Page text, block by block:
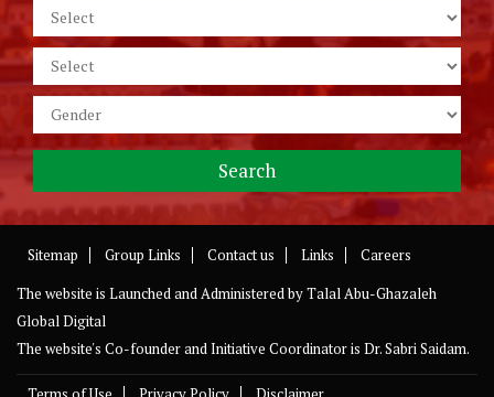
Sitemap Group Links Contact us Links
Careers
The website is Launched and Administered byTalal Abu-Ghazaleh
Global Digital
The website's Co-founder and Initiative Coordinator is Dr. Sabri Saidam.